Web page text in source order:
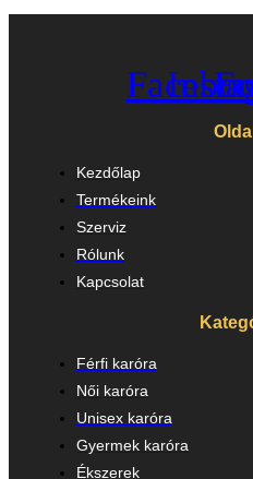
Kezdőlap
Termékeink
Szerviz
Rólunk
Kapcsolat
Férfi karóra
Női karóra
Unisex karóra
Gyermek karóra
Ékszerek